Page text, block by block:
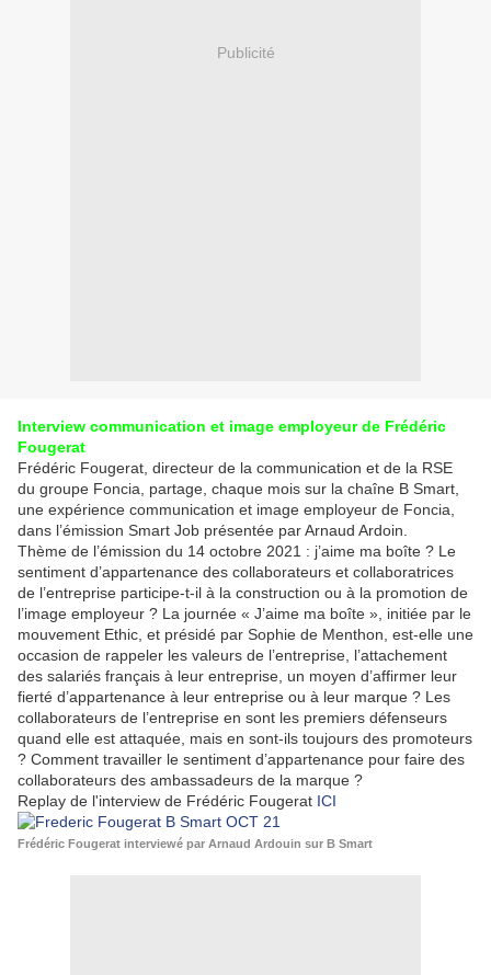
Publicité
Interview communication et image employeur de Frédéric
Fougerat
Frédéric Fougerat, directeur de la communication et de la RSE
du groupe Foncia, partage, chaque mois sur la chaîne B Smart,
une expérience communication et image employeur de Foncia,
dans l’émission Smart Job présentée par Arnaud Ardoin.
Thème de l’émission du 14 octobre 2021 : j’aime ma boîte ? Le
sentiment d’appartenance des collaborateurs et collaboratrices
de l’entreprise participe-t-il à la construction ou à la promotion de
l’image employeur ? La journée « J’aime ma boîte », initiée par le
mouvement Ethic, et présidé par Sophie de Menthon, est-elle une
occasion de rappeler les valeurs de l’entreprise, l’attachement
des salariés français à leur entreprise, un moyen d’affirmer leur
fierté d’appartenance à leur entreprise ou à leur marque ? Les
collaborateurs de l’entreprise en sont les premiers défenseurs
quand elle est attaquée, mais en sont-ils toujours des promoteurs
? Comment travailler le sentiment d’appartenance pour faire des
collaborateurs des ambassadeurs de la marque ?
Replay de l'interview de Frédéric Fougerat ICI
Frédéric Fougerat interviewé par Arnaud Ardouin sur B Smart